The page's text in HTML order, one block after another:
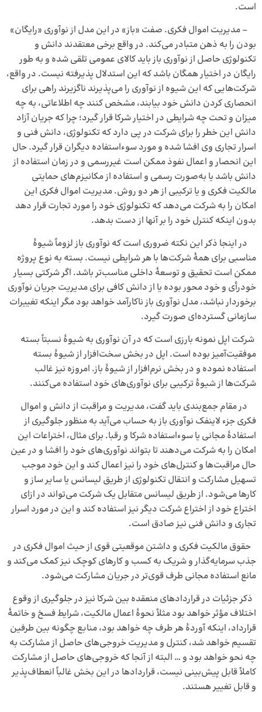
است.
– مدیریت اموال فکری. صفت «باز» در این مدل از نوآوری «رایگان»
بودن را به ذهن متبادر می‌کند. در واقع برخی معتقدند دانش و
تکنولوژی حاصل از نوآوری باز باید کالای عمومی تلقی شده و به طور
رایگان در اختیار همگان باشد که این استدلال پذیرفته نیست. در واقع،
شرکت‌هایی که این شیوه از نوآوری را می‌پذیرند ناگزیرند راهی برای
انحصاری کردن دانش خود بیابند، مشخص کنند چه اطلاعاتی، به چه
میزان و تحت چه شرایطی در اختیار شرکا قرار گیرد؛ چرا که جریان آزاد
دانش این خطر را برای شرکت در پی دارد که تکنولوژی، دانش فنی و
اسرار تجاری وی افشا شده و مورد سوءاستفاده دیگران قرار گیرد. حال
این انحصار و اعمال نفوذ ممکن است غیررسمی و در زمان استفاده از
دانش باشد یا به‌صورت رسمی و استفاده از مکانیزم‌های حمایتی
مالکیت فکری و یا ترکیبی از هر دو روش. مدیریت اموال فکری این
امکان را به شرکت می‌دهد که تکنولوژی خود را مورد تجارت قرار دهد
بدون اینکه کنترل خود را بر آنها از دست بدهد.
در اینجا ذکر این نکته ضروری است که نوآوری باز لزوماً شیوهٔ
مناسبی برای همهٔ شرکت‌ها با هر شرایطی نیست. بسته به نوع پروژه
ممکن است تحقیق و توسعهٔ داخلی مناسب‌تر باشد. اگر شرکتی بسیار
خودرأی و خود محور بوده یا از دانش کافی برای مدیریت جریان نوآوری
برخوردار نباشد، مدل نوآوری باز ناکارآمد خواهد بود مگر اینکه تغییرات
سازمانی گسترده‌ای صورت گیرد.
شرکت اپل نمونه بارزی است که در آن نوآوری به شیوهٔ نسبتاً بسته
موفقیت‌آمیز بوده است. اپل در بخش سخت‌افزار از شیوهٔ بسته
استفاده نموده و در بخش نرم‌افزار از شیوهٔ باز. امروزه نیز غالب
شرکت‌ها از شیوهٔ ترکیبی برای نوآوری‌های خود استفاده می‌کنند.
در مقام جمع‌بندی باید گفت، مدیریت و مراقبت از دانش و اموال
فکری جزء لاینفک نوآوری باز به حساب می‌آید به منظور جلوگیری از
استفادهٔ مجانی یا سوءاستفاده شرکا و رقبا. برای مثال، اختراعات این
امکان را به شرکت می‌دهند تا بتواند نوآوری‌های خود را افشا و در عین
حال مراقبت‌ها و کنترل‌های خود را نیز اعمال کند و این خود موجب
تسهیل مشارکت و انتقال تکنولوژی از طریق لیسانس یا سایر ساز و
کارها می‌شود. از طریق لیسانس متقابل یک شرکت می‌تواند در ازای
اختراع خود از اختراع شرکت دیگر نیز استفاده کند و این در مورد اسرار
تجاری و دانش فنی نیز صادق است.
حقوق مالکیت فکری و داشتن موقعیتی قوی از حیث اموال فکری در
جذب سرمایه‌گذار و شریک به کسب و کارهای کوچک نیز کمک می‌کند و
مانع استفاده مجانی طرف قوی‌تر در جریان مشارکت می‌شود.
ذکر جزئیات در قراردادهای منعقده بین شرکا نیز در جلوگیری از وقوع
اختلاف مؤثر خواهد بود مثلاً نحوهٔ اعمال مالکیت، شرایط فسخ و خاتمهٔ
قرارداد، اینکه آوردهٔ هر طرف چه خواهد بود، منابع چگونه بین طرفین
تقسیم خواهد شد، کنترل و مدیریت خروجی‌های حاصل از مشارکت به
چه نحو خواهد بود و … البته از آنجا که خروجی‌های حاصل از مشارکت
کاملاً قابل پیش‌بینی نیست، قراردادها در این بخش غالباً انعطاف‌پذیر
و قابل تغییر هستند.